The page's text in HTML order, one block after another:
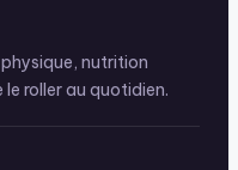
nutrition
roller au quotidien.